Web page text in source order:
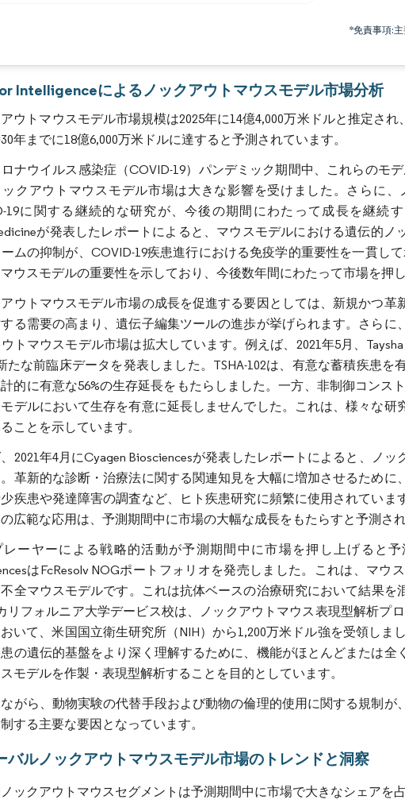
*免責事項:
Intelligenceによるノックアウトマウスモデル市場分析
ウトマウスモデル市場規模は2025年に14億4,000万米ドルと推定され
年までに18億6,000万米ドルに達すると予測されています。
ナウイルス感染症（COVID-19）パンデミック期間中、これらのモ
ックアウトマウスモデル市場は大きな影響を受けました。さらに
19に関する継続的な研究が、今後の期間にわたって成長を継続
が発表したレポートによると、マウスモデルにおける遺伝的ノ
ムの抑制が、COVID-19疾患進行における免疫学的重要性を一貫し
ウスモデルの重要性を示しており、今後数年間にわたって市場を押
アウトマウスモデル市場の成長を促進する要因としては、新規かつ
る需要の高まり、遺伝子編集ツールの進歩が挙げられます。さらに
トマウスモデル市場は拡大しています。例えば、2021年5月、
たな前臨床データを発表しました。TSHA-102は、有意な蓄積疾患
的に有意な56%の生存延長をもたらしました。一方、非制御コンス
デルにおいて生存を有意に延長しませんでした。これは、様々な
ことを示しています。
2021年4月にCyagen Biosciencesが発表したレポートによると、ノ
革新的な診断・治療法に関する関連知見を大幅に増加させるため
疾患や発達障害の調査など、ヒト疾患研究に頻繁に使用されてい
広範な応用は、予測期間中に市場の大幅な成長をもたらすと予測され
レーヤーによる戦略的活動が予測期間中に市場を押し上げると予
はFcResolv NOGポートフォリオを発売しました。これは、マウ
全マウスモデルです。これは抗体ベースの治療研究において結果を
リフォルニア大学デービス校は、ノックアウトマウス表現型解析プ
いて、米国国立衛生研究所（NIH）から1,200万米ドル強を受領しま
の遺伝的基盤をより深く理解するために、機能がほとんどまたは
スモデルを作製・表現型解析することを目的としています。
ながら、動物実験の代替手段および動物の倫理的使用に関する規制
する主要な要因となっています。
バルノックアウトマウスモデル市場のトレンドと洞察
ックアウトマウスセグメントは予測期間中に市場で大きなシェアを